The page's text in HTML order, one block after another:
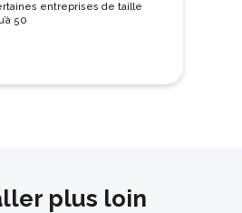
entreprises de taille
50
plus loin